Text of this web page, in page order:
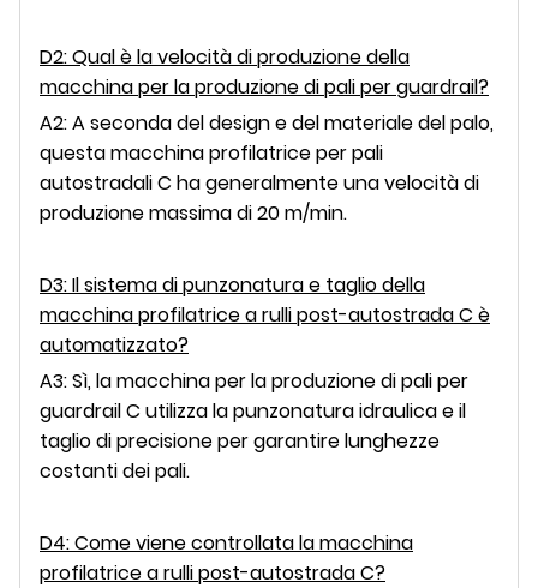
D2: Qual è la velocità di produzione della
macchina per la produzione di pali per guardrail?
A2: A seconda del design e del materiale del palo,
questa macchina profilatrice per pali
autostradali C ha generalmente una velocità di
produzione massima di 20 m/min.
D3: Il sistema di punzonatura e taglio della
macchina profilatrice a rulli post-autostrada C è
automatizzato?
A3: Sì, la macchina per la produzione di pali per
guardrail C utilizza la punzonatura idraulica e il
taglio di precisione per garantire lunghezze
costanti dei pali.
D4: Come viene controllata la macchina
profilatrice a rulli post-autostrada C?